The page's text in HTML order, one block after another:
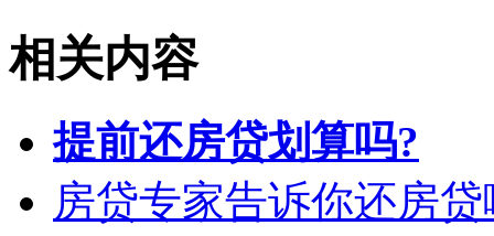
相关内容
提前还房贷划算吗?
房贷专家告诉你还房